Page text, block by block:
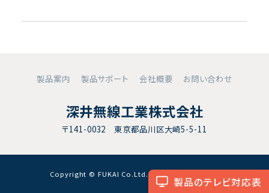
製品のテレビ対応表
製品案内 製品サポート 会社概要 お問い合わせ
深井無線工業株式会社
〒141-0032 東京都品川区大崎5-5-11
Copyright © FUKAI Co.Ltd. All RightsReserved.